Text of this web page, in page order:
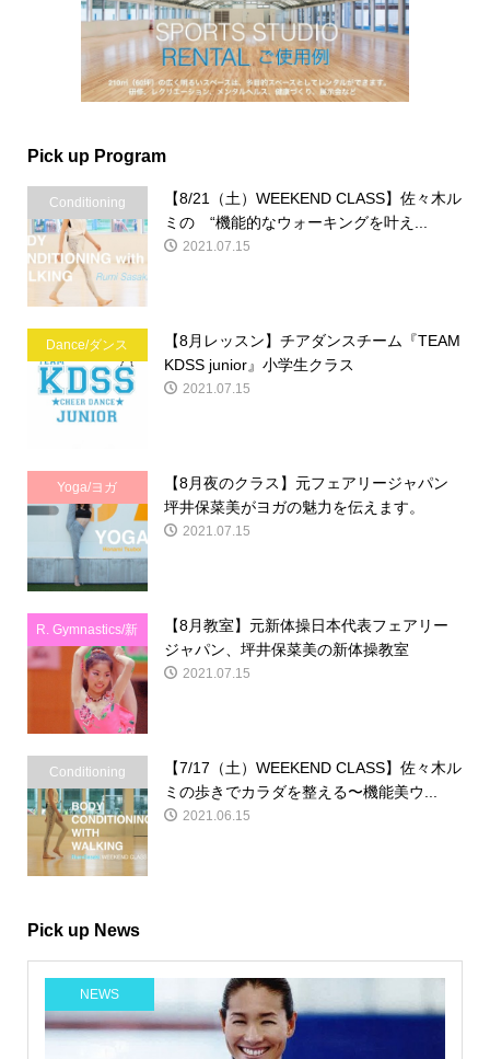
Pick up Program
Conditioning
【8/21（土）WEEKEND CLASS】佐々木ル
ミの “機能的なウォーキングを叶え...
2021.07.15
Dance/ダンス
【8月レッスン】チアダンスチーム『TEAM
KDSS junior』小学生クラス
2021.07.15
Yoga/ヨガ
【8月夜のクラス】元フェアリージャパン
坪井保菜美がヨガの魅力を伝えます。
2021.07.15
R. Gymnastics/新
体操
【8月教室】元新体操日本代表フェアリー
ジャパン、坪井保菜美の新体操教室
2021.07.15
Conditioning
【7/17（土）WEEKEND CLASS】佐々木ル
ミの歩きでカラダを整える〜機能美ウ...
2021.06.15
Pick up News
NEWS